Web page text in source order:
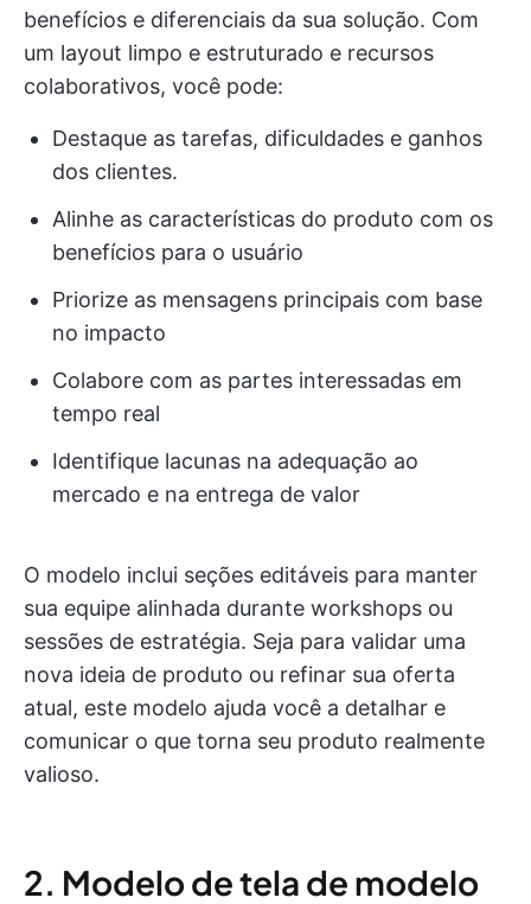
benefícios e diferenciais da sua solução. Com
um layout limpo e estruturado e recursos
colaborativos, você pode:
Destaque as tarefas, dificuldades e ganhos
dos clientes.
Alinhe as características do produto com os
benefícios para o usuário
Priorize as mensagens principais com base
no impacto
Colabore com as partes interessadas em
tempo real
Identifique lacunas na adequação ao
mercado e na entrega de valor
O modelo inclui seções editáveis para manter
sua equipe alinhada durante workshops ou
sessões de estratégia. Seja para validar uma
nova ideia de produto ou refinar sua oferta
atual, este modelo ajuda você a detalhar e
comunicar o que torna seu produto realmente
valioso.
2. Modelo de tela de modelo